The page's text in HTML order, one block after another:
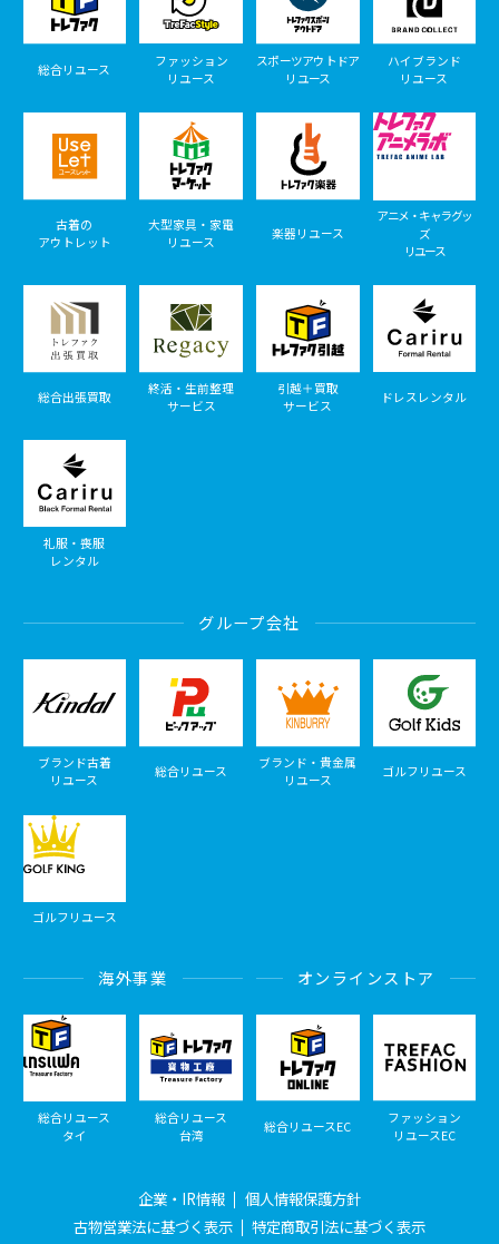
総合リユース
ファッション
リユース
スポーツアウトドア
リユース
ハイブランド
リユース
古着の
アウトレット
大型家具・家電
リユース
楽器リユース
アニメ・キャラグッ
ズ
リユース
総合出張買取
終活・生前整理
サービス
引越＋買取
サービス
ドレスレンタル
礼服・喪服
レンタル
グループ会社
ブランド古着
リユース
総合リユース
ブランド・貴金属
リユース
ゴルフリユース
ゴルフリユース
海外事業
総合リユース
タイ
総合リユース
台湾
オンラインストア
総合リユースEC
ファッション
リユースEC
企業・IR情報
個人情報保護方針
古物営業法に基づく表示
特定商取引法に基づく表示